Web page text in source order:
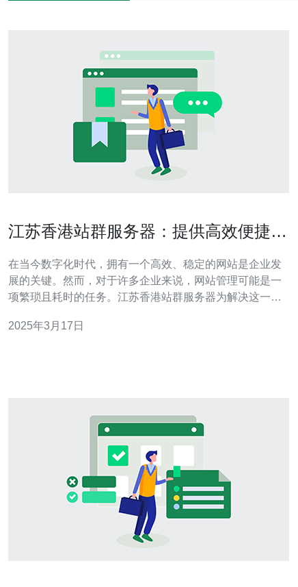
江苏香港站群服务器：提供高效便捷的
在当今数字化时代，拥有一个高效、稳定的网站是企业发
展的关键。然而，对于许多企业来说，网站管理可能是一
项繁琐且耗时的任务。江苏香港站群服务器为解决这一问
站群服务器？ 江苏香港站群服务器是一种专门针对网站管
2025年3月17日